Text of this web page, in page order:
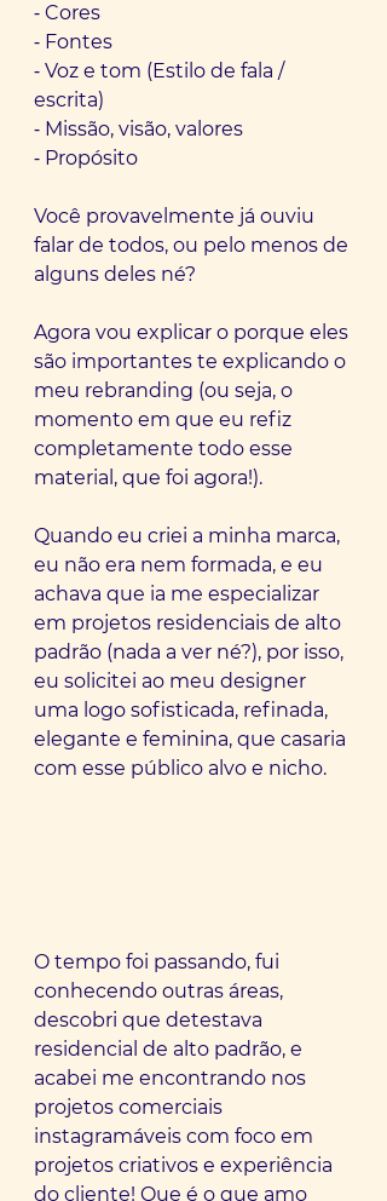
⁃ Cores
⁃ Fontes
⁃ Voz e tom (Estilo de fala /
escrita)
⁃ Missão, visão, valores
⁃ Propósito
Você provavelmente já ouviu
falar de todos, ou pelo menos de
alguns deles né?
Agora vou explicar o porque eles
são importantes te explicando o
meu rebranding (ou seja, o
momento em que eu refiz
completamente todo esse
material, que foi agora!).
Quando eu criei a minha marca,
eu não era nem formada, e eu
achava que ia me especializar
em projetos residenciais de alto
padrão (nada a ver né?), por isso,
eu solicitei ao meu designer
uma logo sofisticada, refinada,
elegante e feminina, que casaria
com esse público alvo e nicho.
O tempo foi passando, fui
conhecendo outras áreas,
descobri que detestava
residencial de alto padrão, e
acabei me encontrando nos
projetos comerciais
instagramáveis com foco em
projetos criativos e experiência
do cliente! Que é o que amo